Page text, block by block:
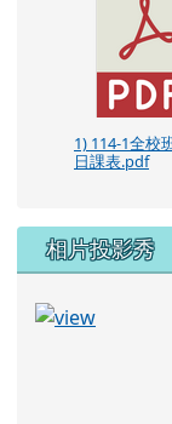
1) 114-1全校
日課表.pdf
相片投影秀